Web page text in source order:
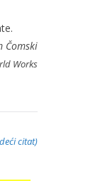
Čomski
Works
citat)